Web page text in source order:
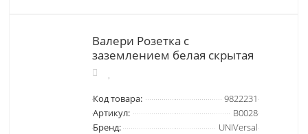
Валери Розетка с
заземлением белая скрытая
Код товара:
9822231
Артикул:
В0028
Бренд:
UNIVersal